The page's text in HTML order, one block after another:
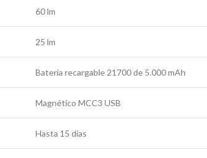
60 lm
25 lm
Batería recargable 21700 de 5.000 mAh
Magnético MCC3 USB
Hasta 15 días